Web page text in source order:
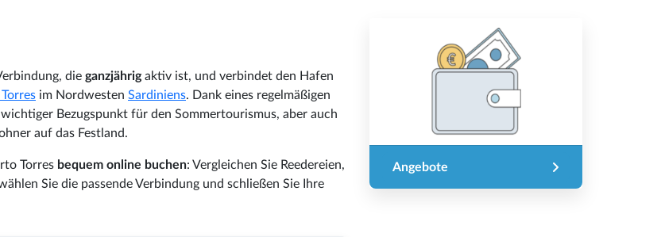
die ganzjährigaktiv ist, und verbindet den Hafen
im Nordwesten Sardiniens. Dank eines regelmäßigen
Bezugspunkt für den Sommertourismus, aber auch
auf das Festland.
Torres bequem online buchen: Vergleichen Sie Reedereien,
Sie die passende Verbindung und schließen Sie Ihre
Angebote